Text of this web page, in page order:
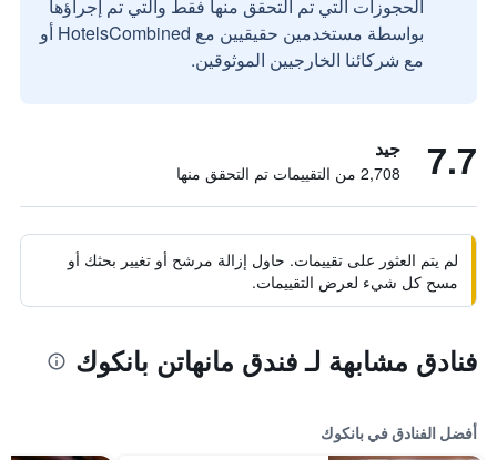
الحجوزات التي تم التحقق منها فقط والتي تم إجراؤها
بواسطة مستخدمين حقيقيين مع HotelsCombined أو
مع شركائنا الخارجيين الموثوقين.
7.7 جيد
2,708 من التقييمات تم التحقق منها
لم يتم العثور على تقييمات. حاول إزالة مرشح أو تغيير بحثك أو
مسح كل شيء لعرض التقييمات.
فنادق مشابهة لـ فندق مانهاتن بانكوك
أفضل الفنادق في بانكوك